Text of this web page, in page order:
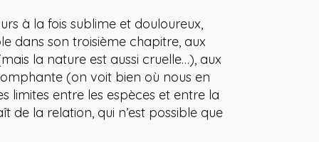
à la fois sublime et douloureux,
dans son troisième chapitre, aux
la nature est aussi cruelle…), aux
(on voit bien où nous en
limites entre les espèces et entre la
de la relation, qui n’est possible que